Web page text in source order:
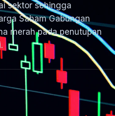
sektor sehingga
Saham Gabungan
merah pada penutupan